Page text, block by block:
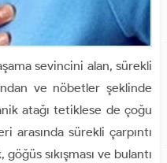
sevincini alan, sürekli
ve nöbetler şeklinde
atağı tetiklese de çoğu
arasında sürekli çarpıntı
sıkışması ve bulantı